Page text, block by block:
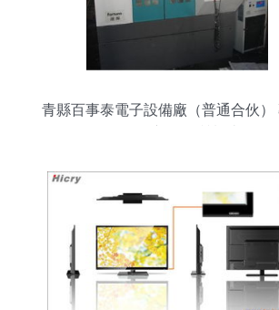
青縣百事泰電子設備廠（普通合伙）